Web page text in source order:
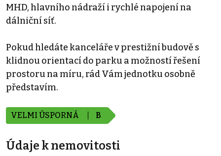
MHD, hlavního nádraží i rychlé napojení na
dálniční síť.
Pokud hledáte kanceláře v prestižní budově s
klidnou orientací do parku a možností řešení
prostoru na míru, rád Vám jednotku osobně
představím.
VELMI ÚSPORNÁ B
Údaje k nemovitosti